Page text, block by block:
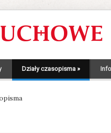
Działy czasopisma »